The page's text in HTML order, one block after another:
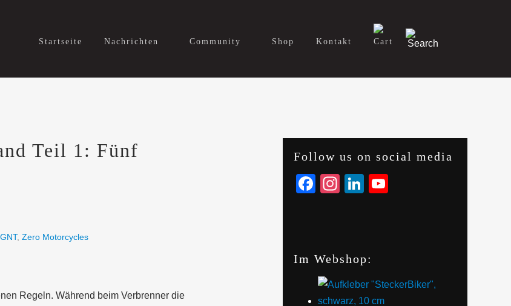
Startseite Nachrichten Community Shop Kontakt
Teil 1: Fünf
, Zero Motorcycles
Regeln. Während beim Verbrenner die
Follow us on social media
Facebook
Instagram
LinkedIn
Im Webshop: